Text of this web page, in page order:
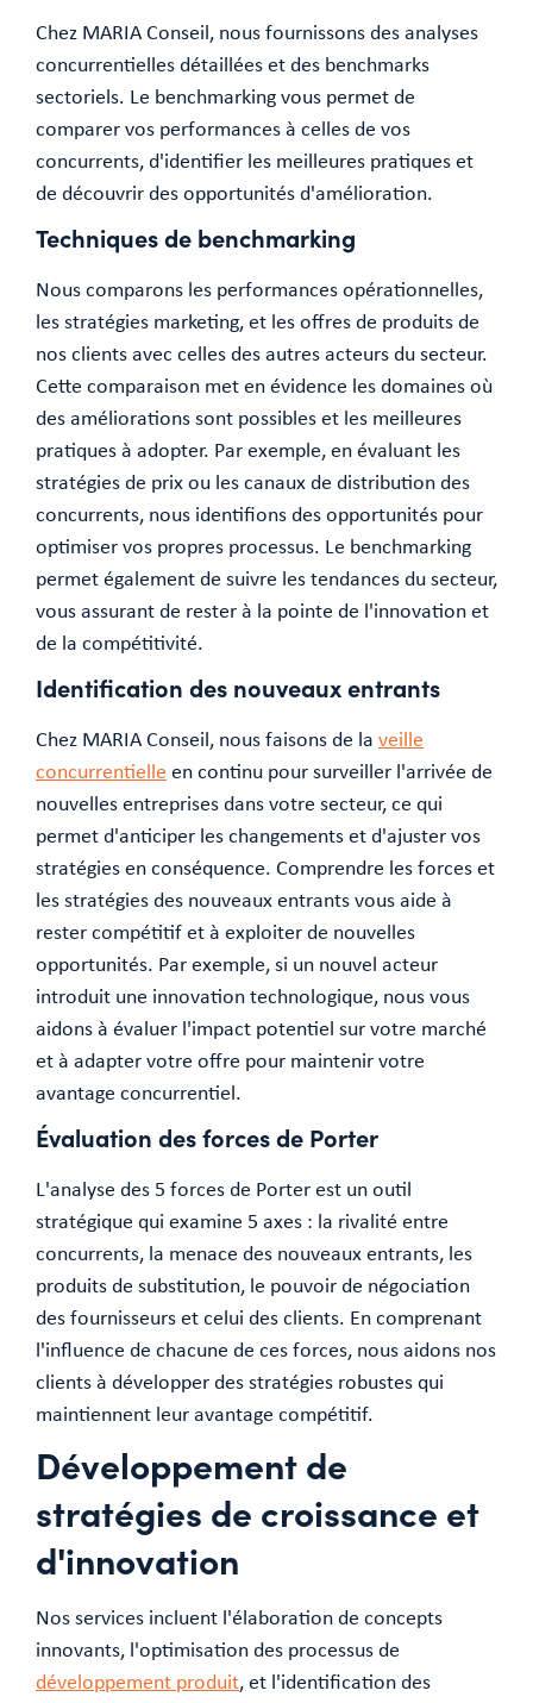
Chez MARIA Conseil, nous fournissons des analyses
concurrentielles détaillées et des benchmarks
sectoriels. Le benchmarking vous permet de
comparer vos performances à celles de vos
concurrents, d'identifier les meilleures pratiques et
de découvrir des opportunités d'amélioration.
Techniques de benchmarking
Nous comparons les performances opérationnelles,
les stratégies marketing, et les offres de produits de
nos clients avec celles des autres acteurs du secteur.
Cette comparaison met en évidence les domaines où
des améliorations sont possibles et les meilleures
pratiques à adopter. Par exemple, en évaluant les
stratégies de prix ou les canaux de distribution des
concurrents, nous identifions des opportunités pour
optimiser vos propres processus. Le benchmarking
permet également de suivre les tendances du secteur,
vous assurant de rester à la pointe de l'innovation et
de la compétitivité.
Identification des nouveaux entrants
Chez MARIA Conseil, nous faisons de la veille
concurrentielle en continu pour surveiller l'arrivée de
nouvelles entreprises dans votre secteur, ce qui
permet d'anticiper les changements et d'ajuster vos
stratégies en conséquence. Comprendre les forces et
les stratégies des nouveaux entrants vous aide à
rester compétitif et à exploiter de nouvelles
opportunités. Par exemple, si un nouvel acteur
introduit une innovation technologique, nous vous
aidons à évaluer l'impact potentiel sur votre marché
et à adapter votre offre pour maintenir votre
avantage concurrentiel.
Évaluation des forces de Porter
L'analyse des 5 forces de Porter est un outil
stratégique qui examine 5 axes : la rivalité entre
concurrents, la menace des nouveaux entrants, les
produits de substitution, le pouvoir de négociation
des fournisseurs et celui des clients. En comprenant
l'influence de chacune de ces forces, nous aidons nos
clients à développer des stratégies robustes qui
maintiennent leur avantage compétitif.
Développement de
stratégies de croissance et
d'innovation
Nos services incluent l'élaboration de concepts
innovants, l'optimisation des processus de
développement produit, et l'identification des